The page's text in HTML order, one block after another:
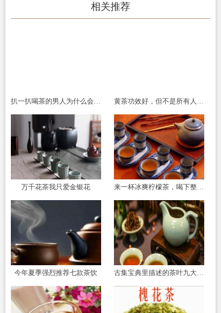
相关推荐
万千花茶我只爱金银花 来一杯冰爽柠檬茶，喝下整个夏天
今年夏季强烈推荐七款茶饮 古集宝典里描述的茶叶九大养生功效！